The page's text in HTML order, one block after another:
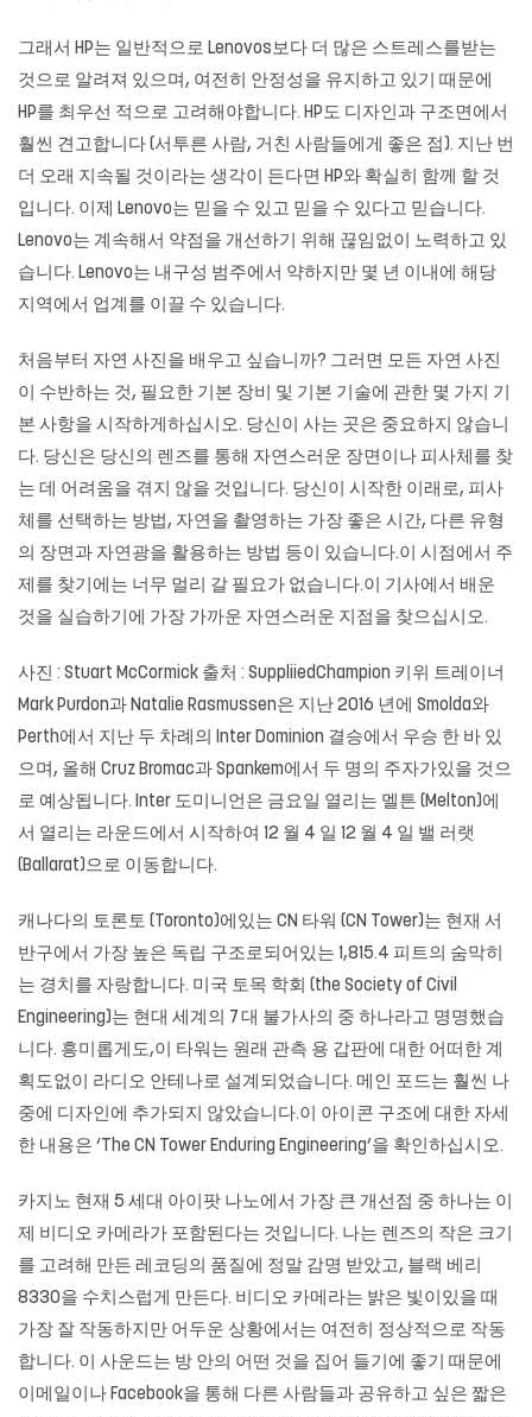
그래서 HP는 일반적으로 Lenovos보다 더 많은 스트레스를받는
것으로 알려져 있으며, 여전히 안정성을 유지하고 있기 때문에
HP를 최우선 적으로 고려해야합니다. HP도 디자인과 구조면에서
훨씬 견고합니다 (서투른 사람, 거친 사람들에게 좋은 점). 지난 번
더 오래 지속될 것이라는 생각이 든다면 HP와 확실히 함께 할 것
입니다. 이제 Lenovo는 믿을 수 있고 믿을 수 있다고 믿습니다.
Lenovo는 계속해서 약점을 개선하기 위해 끊임없이 노력하고 있
습니다. Lenovo는 내구성 범주에서 약하지만 몇 년 이내에 해당
지역에서 업계를 이끌 수 있습니다.
처음부터 자연 사진을 배우고 싶습니까? 그러면 모든 자연 사진
이 수반하는 것, 필요한 기본 장비 및 기본 기술에 관한 몇 가지 기
본 사항을 시작하게하십시오. 당신이 사는 곳은 중요하지 않습니
다. 당신은 당신의 렌즈를 통해 자연스러운 장면이나 피사체를 찾
는 데 어려움을 겪지 않을 것입니다. 당신이 시작한 이래로, 피사
체를 선택하는 방법, 자연을 촬영하는 가장 좋은 시간, 다른 유형
의 장면과 자연광을 활용하는 방법 등이 있습니다.이 시점에서 주
제를 찾기에는 너무 멀리 갈 필요가 없습니다.이 기사에서 배운
것을 실습하기에 가장 가까운 자연스러운 지점을 찾으십시오.
사진 : Stuart McCormick 출처 : SuppliiedChampion 키위 트레이너
Mark Purdon과 Natalie Rasmussen은 지난 2016 년에 Smolda와
Perth에서 지난 두 차례의 Inter Dominion 결승에서 우승 한 바 있
으며, 올해 Cruz Bromac과 Spankem에서 두 명의 주자가있을 것으
로 예상됩니다. Inter 도미니언은 금요일 열리는 멜튼 (Melton)에
서 열리는 라운드에서 시작하여 12 월 4 일 12 월 4 일 밸 러랫
(Ballarat)으로 이동합니다.
캐나다의 토론토 (Toronto)에있는 CN 타워 (CN Tower)는 현재 서
반구에서 가장 높은 독립 구조로되어있는 1,815.4 피트의 숨막히
는 경치를 자랑합니다. 미국 토목 학회 (the Society of Civil
Engineering)는 현대 세계의 7 대 불가사의 중 하나라고 명명했습
니다. 흥미롭게도,이 타워는 원래 관측 용 갑판에 대한 어떠한 계
획도없이 라디오 안테나로 설계되었습니다. 메인 포드는 훨씬 나
중에 디자인에 추가되지 않았습니다.이 아이콘 구조에 대한 자세
한 내용은 ‘The CN Tower Enduring Engineering’을 확인하십시오.
카지노 현재 5 세대 아이팟 나노에서 가장 큰 개선점 중 하나는 이
제 비디오 카메라가 포함된다는 것입니다. 나는 렌즈의 작은 크기
를 고려해 만든 레코딩의 품질에 정말 감명 받았고, 블랙 베리
8330을 수치스럽게 만든다. 비디오 카메라는 밝은 빛이있을 때
가장 잘 작동하지만 어두운 상황에서는 여전히 정상적으로 작동
합니다. 이 사운드는 방 안의 어떤 것을 집어 들기에 좋기 때문에
이메일이나 Facebook을 통해 다른 사람들과 공유하고 싶은 짧은